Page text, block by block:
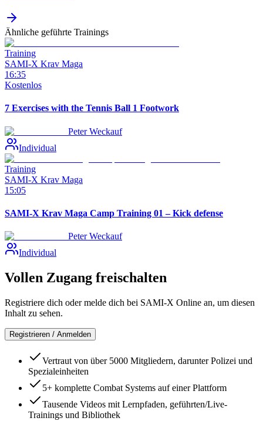
Ähnliche geführte Trainings
Training
SAMI-X Krav Maga
16:35
Kostenlos
7 Exercises with the Tennis Ball 1 Footwork
Peter Weckauf
Individual
Training
SAMI-X Krav Maga
15:05
SAMI-X Krav Maga Camp Training 01 – Kick defense
Peter Weckauf
Individual
Vollen Zugang freischalten
Registriere dich oder melde dich bei SAMI-X Online an, um diesen
Inhalt zu sehen.
Registrieren / Anmelden
Vertraut von über 5000 Mitgliedern, darunter Polizei und
Spezialeinheiten
5+ komplette Combat Systems auf einer Plattform
Tausende Videos mit Lernpfaden, geführten/Live-
Trainings und Bibliothek